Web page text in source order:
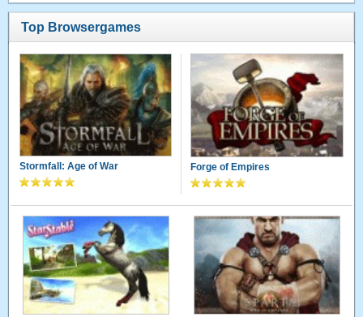
Top Browsergames
Stormfall: Age of War Forge of Empires